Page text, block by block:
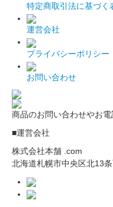
特定商取引法に基づく
運営会社
プライバシーポリシー
お問い合わせ
商品のお問い合わせやお
■運営会社
株式会社本舗 .com
北海道札幌市中央区北13